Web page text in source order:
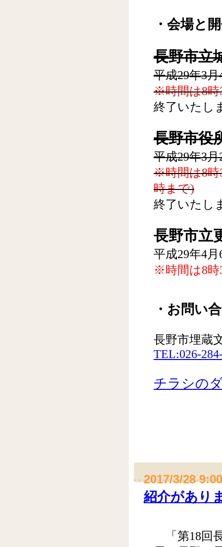
・会場と
長野市立
平成29年3
※時間は8時
終了いたし
長野市役
平成29年3
※時間は8時
時まで)
終了いたし
長野市立
平成29年4
※時間は8時
・お問い
長野市埋蔵
TEL:026-
チラシの
2017/3/28 9:00
紹介があり
「第18回